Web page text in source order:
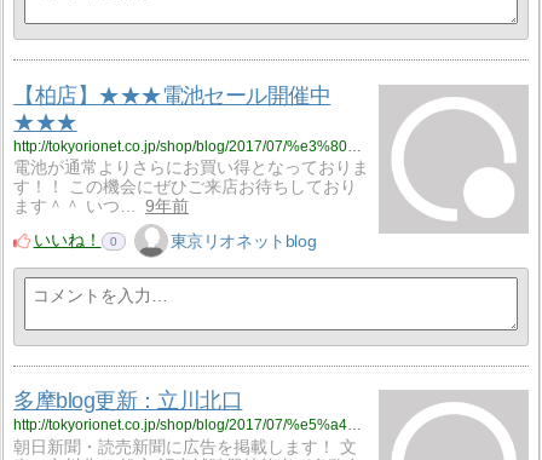
【柏店】★★★電池セール開催中
★★★
http://tokyorionet.co.jp/shop/blog/2017/07/%e3%80%90%e6%9f%8f%e5%ba%97%e3%80%91%e2%98%85%e2%98%85%e2%98%85%e9%9b%bb%e6%b1%a0%e3%82%bb%e3%83%bc%e3%83%ab%e9%96%8b%e5%82%ac%e4%b8%ad%e2%98%85%e2%98%85%e2%98%85/
電池が通常よりさらにお買い得となっておりま
す！！ この機会にぜひご来店お待ちしており
ます＾＾ いつ…
9年前
いいね！
0 東京リオネットblog
多摩blog更新：立川北口
http://tokyorionet.co.jp/shop/blog/2017/07/%e5%a4%9a%e6%91%a9blog%e6%9b%b4%e6%96%b0%ef%bc%9a%e7%ab%8b%e5%b7%9d%e5%8c%97%e5%8f%a3-64/
朝日新聞・読売新聞に広告を掲載します！ 文